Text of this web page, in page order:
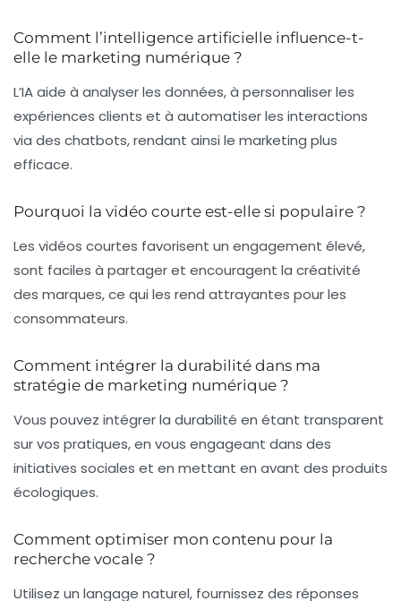
Comment l’intelligence artificielle influence-t-
elle le marketing numérique ?
L’IA aide à analyser les données, à personnaliser les
expériences clients et à automatiser les interactions
via des chatbots, rendant ainsi le marketing plus
efficace.
Pourquoi la vidéo courte est-elle si populaire ?
Les vidéos courtes favorisent un engagement élevé,
sont faciles à partager et encouragent la créativité
des marques, ce qui les rend attrayantes pour les
consommateurs.
Comment intégrer la durabilité dans ma
stratégie de marketing numérique ?
Vous pouvez intégrer la durabilité en étant transparent
sur vos pratiques, en vous engageant dans des
initiatives sociales et en mettant en avant des produits
écologiques.
Comment optimiser mon contenu pour la
recherche vocale ?
Utilisez un langage naturel, fournissez des réponses